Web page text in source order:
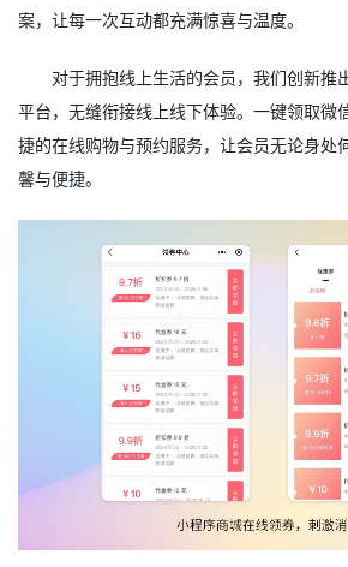
案，让每一次互动都充满惊喜与温度。
对于拥抱线上生活的会员，我们创新推
平台，无缝衔接线上线下体验。一键领取微
捷的在线购物与预约服务，让会员无论身处
馨与便捷。